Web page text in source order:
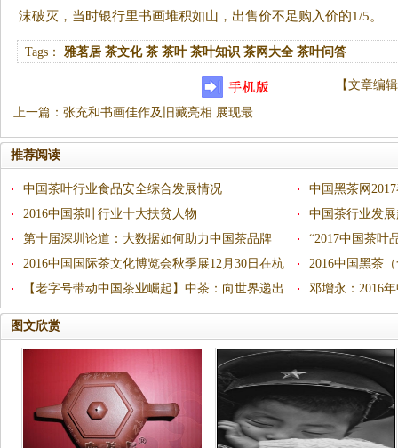
沫破灭，当时银行里书画堆积如山，出售价不足购入价的1/5。
Tags：雅茗居 茶文化 茶 茶叶 茶叶知识 茶网大全 茶叶问答
【文章编辑
上一篇 ： 张充和书画佳作及旧藏亮相 展现最..
推荐阅读
中国茶叶行业食品安全综合发展情况
中国黑茶网
2016中国茶叶行业十大扶贫人物
中国茶行业发
第十届深圳论道：大数据如何助力中国茶品牌
“2017中国茶叶
2016中国国际茶文化博览会秋季展12月30日在杭
州和平会展中心开幕
2016中国黑茶
【老字号带动中国茶业崛起】中茶：向世界递出
一张中国“名片”
邓增永：2016
图文欣赏